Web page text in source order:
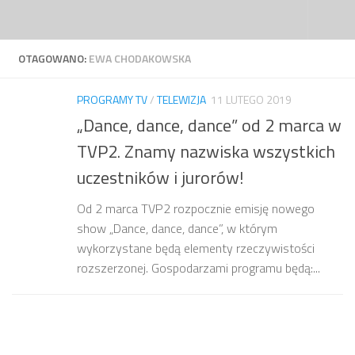
OTAGOWANO:EWA CHODAKOWSKA
PROGRAMY TV/TELEWIZJA 11 LUTEGO 2019
„Dance, dance, dance” od 2 marca w
TVP2. Znamy nazwiska wszystkich
uczestników i jurorów!
Od 2 marca TVP2 rozpocznie emisję nowego
show „Dance, dance, dance”, w którym
wykorzystane będą elementy rzeczywistości
rozszerzonej. Gospodarzami programu będą:...